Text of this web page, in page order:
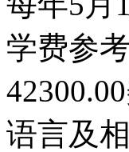
个案。
来源也
耶鲁拥
学费参考
语言及